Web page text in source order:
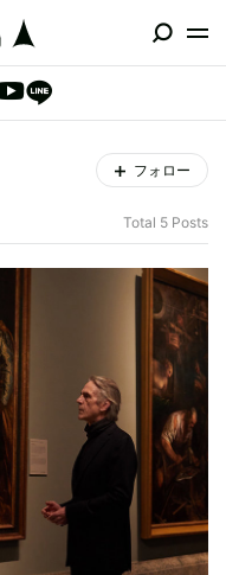
フォロー
Total 5 Posts